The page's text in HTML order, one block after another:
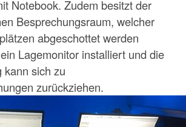
Notebook. Zudem besitzt der
Besprechungsraum, welcher
abgeschottet werden
Lagemonitor installiert und die
kann sich zu
zurückziehen.